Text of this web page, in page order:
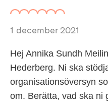
1 december 2021
Hej Annika Sundh
Hederberg. Ni ska
organisationsöversyn
om. Berätta, vad ska ni